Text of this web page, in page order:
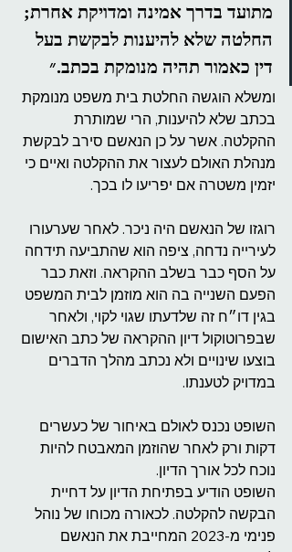
מתועד בדרך אמינה ומדויקת אחרת;
החלטה שלא להיענות לבקשת בעל
דין כאמור תהיה מנומקת בכתב.״
ומשלא הוגשה החלטת בית משפט מנומקת
בכתב שלא להיענות, הרי שמותרת
ההקלטה. אשר על כן הנאשם סירב לבקשת
מנהלת האולם לעצור את ההקלטה ואיים כי
יזמין משטרה אם יפריעו לו בכך.
רוגזו של הנאשם היה ניכר. לאחר שערעורו
לעירייה נדחה, ציפה הוא שהתביעה תידחה
על הסף כבר בשלב ההקראה. וזאת כבר
הפעם השנייה בה הוא מוזמן לבית המשפט
בגין דו״ח זה שלדעתו שגוי לקוי, ולאחר
שבפרוטוקול דיון ההקראה של כתב האישום
בוצעו שינויים ולא נכתב מהלך הדברים
במדויק לטענתו.
השופט נכנס לאולם באיחור של כעשרים
דקות ורק לאחר שהוזמן המאבטח להיות
נוכח לכל אורך הדיון.
השופט הודיע בפתיחת הדיון על דחיית
הבקשה להקלטה. לכאורה מכוחו של נוהל
פנימי מ-2023 המחייבת את הנאשם